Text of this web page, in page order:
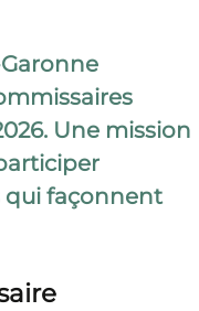
Une mission
qui façonnent